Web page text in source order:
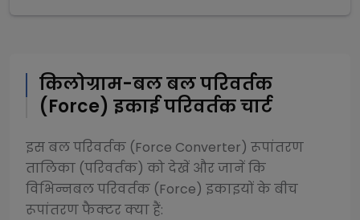
किलोग्राम-बलबल परिवर्तक
(Force) इकाई परिवर्तक चार्ट
इसबल परिवर्तक (Force Converter) रूपांतरण
तालिका (परिवर्तक) को देखें और जानें कि
विभिन्नबल परिवर्तक (Force) इकाइयों के बीच
रूपांतरण फैक्टर क्या हैं: